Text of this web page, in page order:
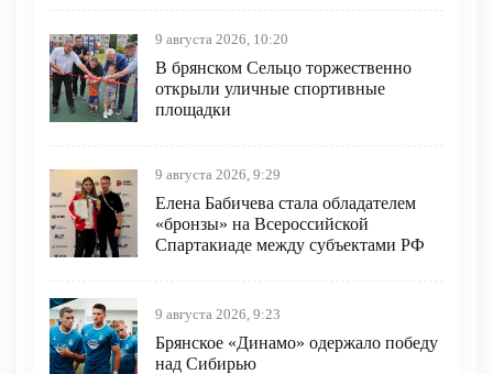
9 августа 2026, 10:20
В брянском Сельцо торжественно
открыли уличные спортивные
площадки
9 августа 2026, 9:29
Елена Бабичева стала обладателем
«бронзы» на Всероссийской
Спартакиаде между субъектами РФ
9 августа 2026, 9:23
Брянское «Динамо» одержало победу
над Сибирью